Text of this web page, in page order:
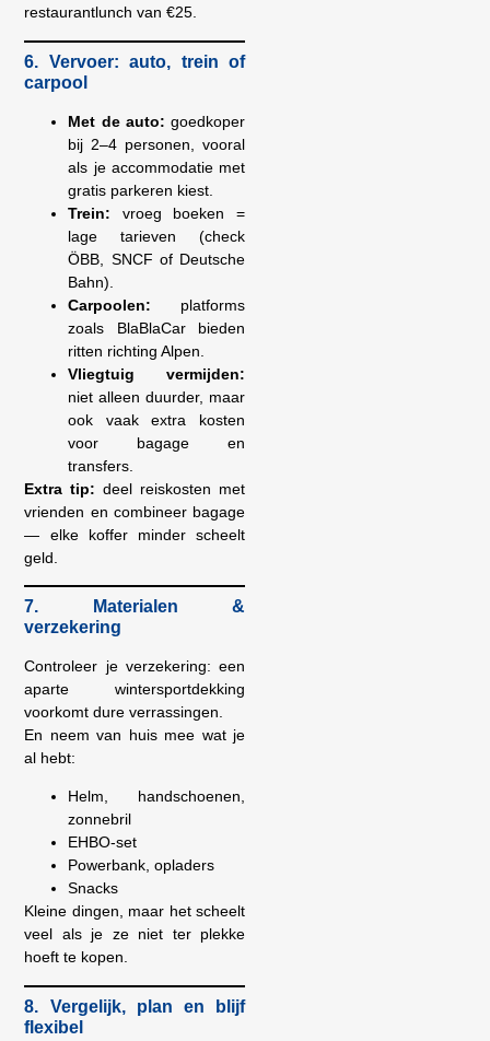
restaurantlunch van €25.
6. Vervoer: auto, trein of
carpool
Met de auto: goedkoper
bij 2–4 personen, vooral
als je accommodatie met
gratis parkeren kiest.
Trein: vroeg boeken =
lage tarieven (check
ÖBB, SNCF of Deutsche
Bahn).
Carpoolen: platforms
zoals BlaBlaCar bieden
ritten richting Alpen.
Vliegtuig vermijden:
niet alleen duurder, maar
ook vaak extra kosten
voor bagage en
transfers.
Extra tip: deel reiskosten met
vrienden en combineer bagage
— elke koffer minder scheelt
geld.
7. Materialen &
verzekering
Controleer je verzekering: een
aparte wintersportdekking
voorkomt dure verrassingen.
En neem van huis mee wat je
al hebt:
Helm, handschoenen,
zonnebril
EHBO-set
Powerbank, opladers
Snacks
Kleine dingen, maar het scheelt
veel als je ze niet ter plekke
hoeft te kopen.
8. Vergelijk, plan en blijf
flexibel